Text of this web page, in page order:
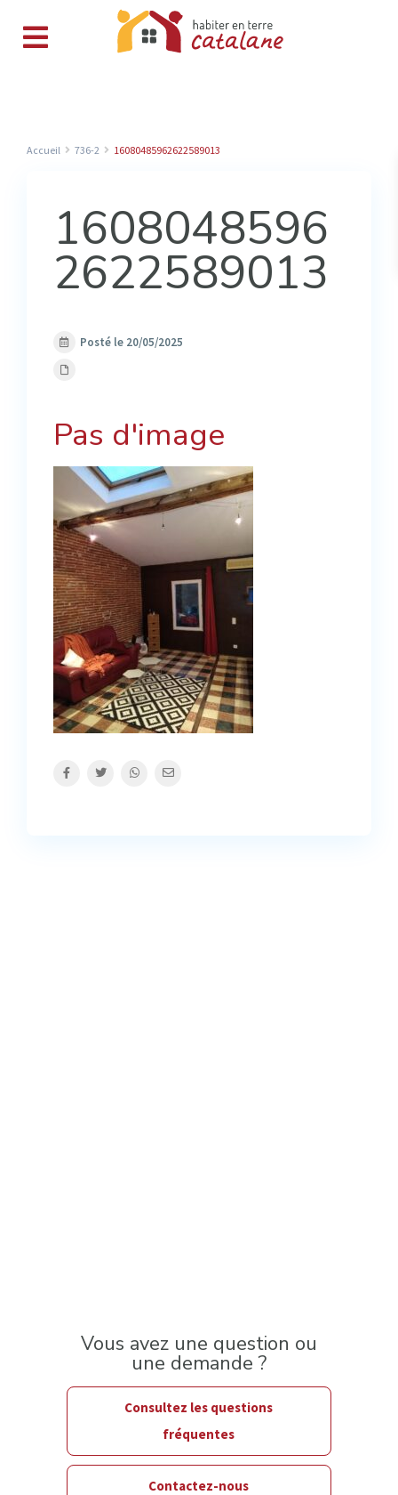
Accueil 736-2 16080485962622589013
1608048596
2622589013
Posté le 20/05/2025
Pas d'image
Vous avez une question ou
une demande ?
Consultez les questions
fréquentes
Contactez-nous